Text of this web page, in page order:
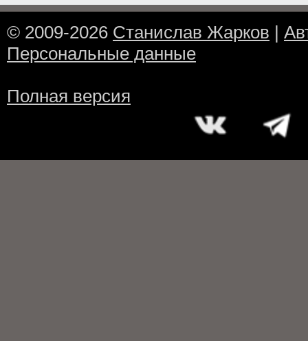
© 2009-2026 Станислав Жарков |
Персональные данные
Полная версия